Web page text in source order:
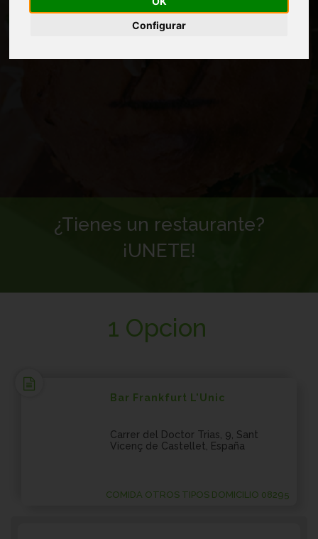
Configurar
¿Tienes un restaurante?
¡UNETE!
1 Opcion
Bar Frankfurt L'Unic
Carrer del Doctor Trias, 9, Sant
Vicenç de Castellet, España
COMIDA OTROS TIPOS DOMICILIO 08295